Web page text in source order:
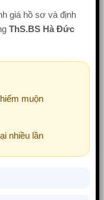
giá hồ sơ và định
ThS.BS Hà Đức
muộn
nhiều lần